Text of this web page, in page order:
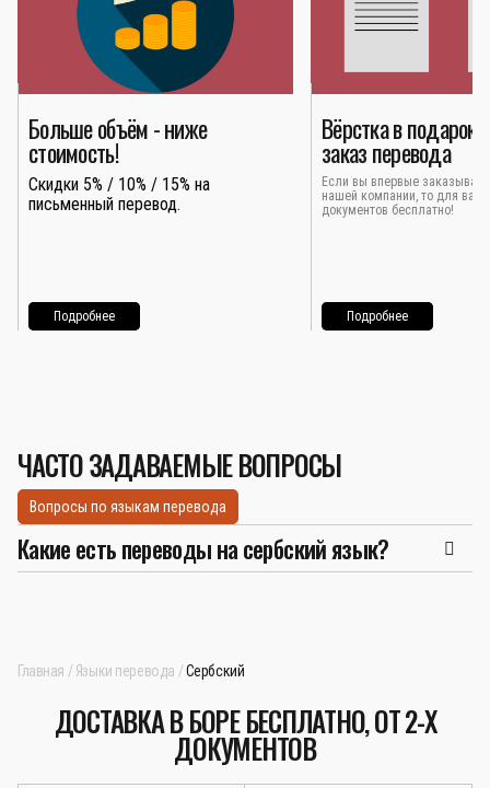
Больше объём - ниже
стоимость!
Скидки 5% / 10% / 15% на
письменный перевод.
Подробнее
Вёрстка в подарок
заказ перевода
Если вы впервые
нашей компании, то для вас
документов бесплатно!
Подробнее
ЧАСТО ЗАДАВАЕМЫЕ ВОПРОСЫ
Вопросы по языкам перевода
Какие есть переводы на сербский язык?
Главная Языки перевода Сербский
ДОСТАВКА В БОРЕ БЕСПЛАТНО, ОТ 2-Х
ДОКУМЕНТОВ